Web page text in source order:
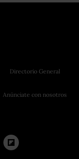
Directorio General
Anúnciate con nosotros